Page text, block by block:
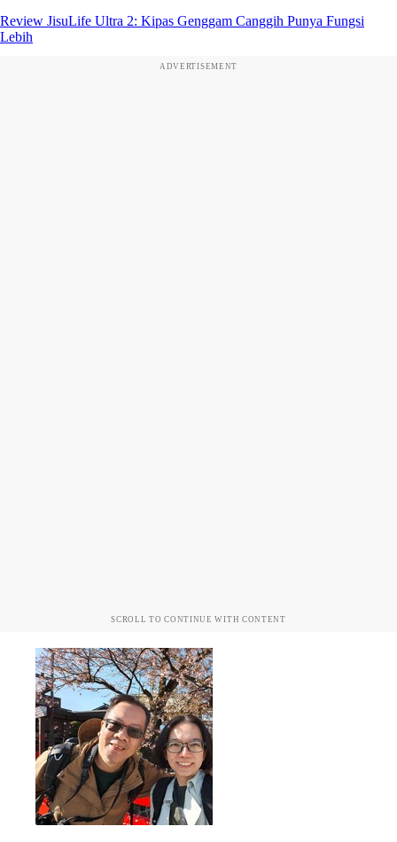
Review JisuLife Ultra 2: Kipas Genggam Canggih Punya Fungsi
Lebih
ADVERTISEMENT
SCROLL TO CONTINUE WITH CONTENT